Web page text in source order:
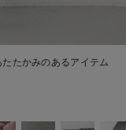
たかみのあるアイテム